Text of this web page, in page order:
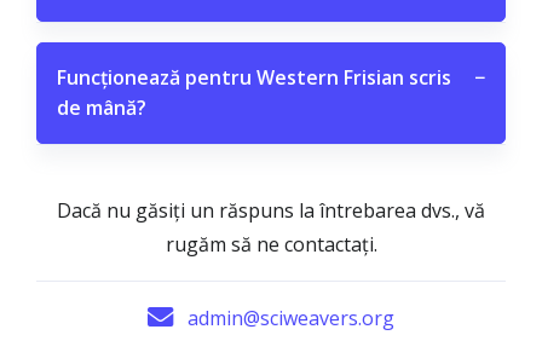
Funcționează pentru Western Frisian scris
de mână?
−
Dacă nu găsiți un răspuns la întrebarea dvs., vă
rugăm să ne contactați.
admin@sciweavers.org